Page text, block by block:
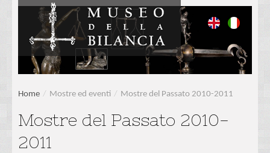
Home / Mostre ed eventi / Mostre del Passato 2010-2011
Mostre del Passato 2010-
2011